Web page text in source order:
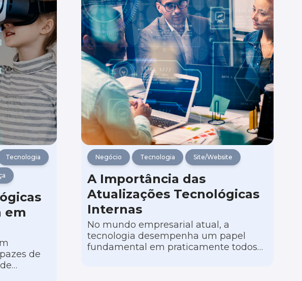
Tecnologia
em
de
Negócio Tecnologia Site/Website
A Importância das
Atualizações Tecnológicas
Internas
No mundo empresarial atual, a
tecnologia desempenha um papel
fundamental em praticamente todos